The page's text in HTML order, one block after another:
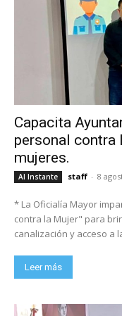
Capacita
personal contra
mujeres.
Al Instante staff - 8
* La Oficialía Mayor
contra la Mujer" para
canalización y acceso a
Leer más